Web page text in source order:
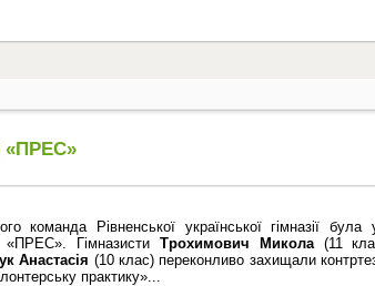
«ПРЕС»
команда Рівненської української гімназії була
«ПРЕС». Гімназисти Трохимович Микола (11
Анастасія (10 клас) переконливо захищали
практику»...